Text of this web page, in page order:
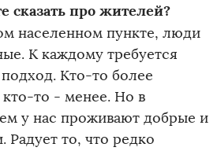
сказать про жителей?
населенном пункте, люди
К каждому требуется
Кто-то более
кто-то - менее. Но в
у нас проживают добрые и
Радует то, что редко